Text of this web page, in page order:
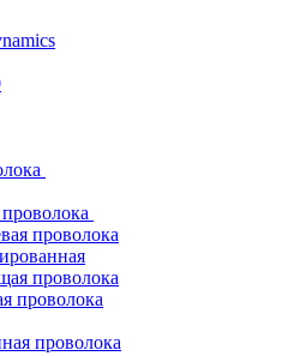
проволока
проволока
проволока
проволока